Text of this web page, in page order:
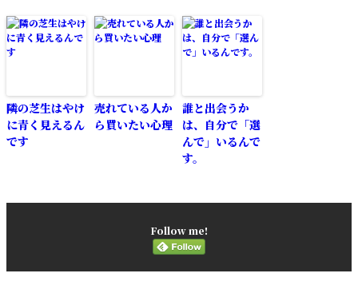
隣の芝生はやけ
に青く見えるん
です
売れている人か
ら買いたい心理
誰と出会うか
は、自分で「選
んで」いるんで
す。
Follow me!